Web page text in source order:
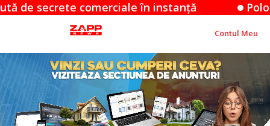
comerciale în instanță Polonia
Contul Meu